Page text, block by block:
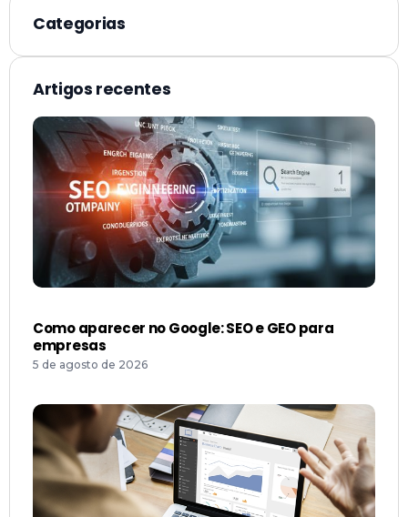
Categorias
Artigos recentes
Como aparecer no Google: SEO e GEO para
empresas
5 de agosto de 2026